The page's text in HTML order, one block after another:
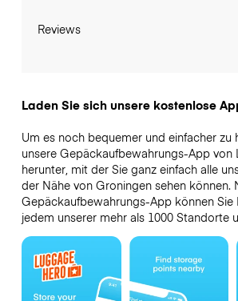
Reviews
Laden Sie sich unsere kostenlose
Um es noch bequemer und einfacher zu
unsere Gepäckaufbewahrungs-App von
herunter, mit der Sie ganz einfach alle
der Nähe von Groningen sehen können.
Gepäckaufbewahrungs-App können Sie
jedem unserer mehr als 1000 Standorte